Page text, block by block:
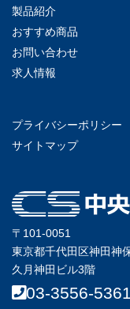
製品紹介
おすすめ商品
お問い合わせ
求人情報
プライバシーポリシー
サイトマップ
〒101-0051
東京都千代田区神田神
久月神田ビル3階
03-3556-5361